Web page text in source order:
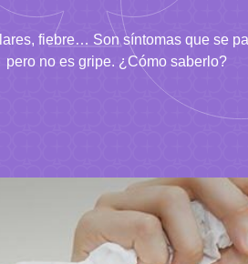
fiebre… Son síntomas que se
pero no es gripe. ¿Cómo saberlo?